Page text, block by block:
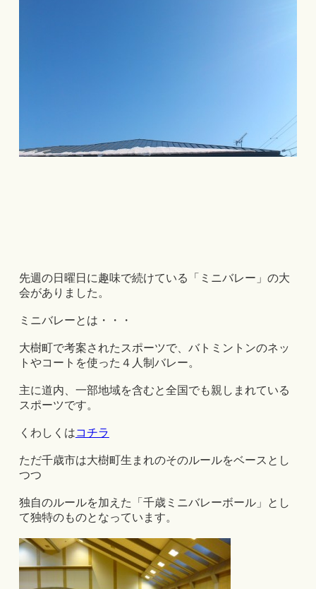
先週の日曜日に趣味で続けている「ミニバレー」の大
会がありました。
ミニバレーとは・・・
大樹町で考案されたスポーツで、バトミントンのネッ
トやコートを使った４人制バレー。
主に道内、一部地域を含むと全国でも親しまれている
スポーツです。
くわしくはコチラ
ただ千歳市は大樹町生まれのそのルールをベースとし
つつ
独自のルールを加えた「千歳ミニバレーボール」とし
て独特のものとなっています。